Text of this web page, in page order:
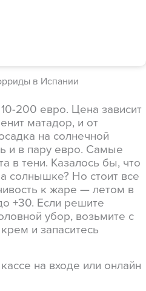
в Испании
200 евро. Цена зависит
матадор, и от
на солнечной
и в пару евро. Самые
в тени. Казалось бы, что
солнышке? Но стоит все
к жаре — летом в
+30. Если решите
убор, возьмите с
и запаситесь
на входе или онлайн